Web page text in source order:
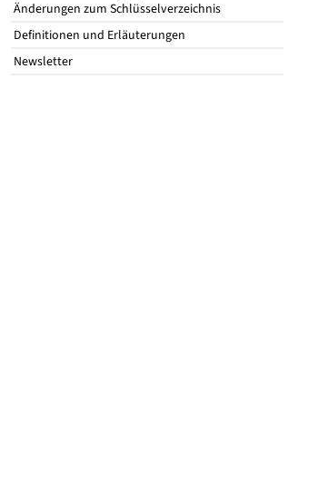
Änderungen zum Schlüsselverzeichnis
Definitionen und Erläuterungen
Newsletter